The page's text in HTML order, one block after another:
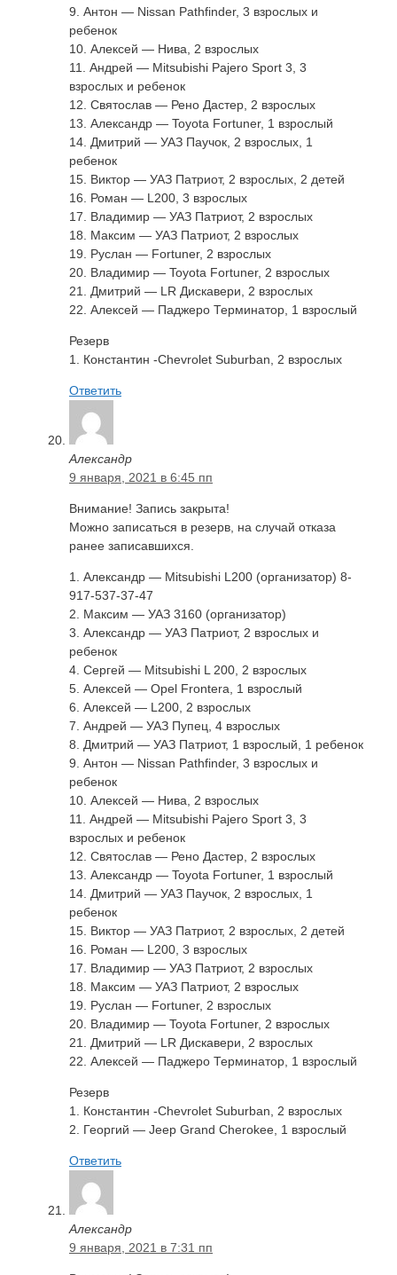
9. Антон — Nissan Pathfinder, 3 взрослых и
ребенок
10. Алексей — Нива, 2 взрослых
11. Андрей — Mitsubishi Pajero Sport 3, 3
взрослых и ребенок
12. Святослав — Рено Дастер, 2 взрослых
13. Александр — Toyota Fortuner, 1 взрослый
14. Дмитрий — УАЗ Паучок, 2 взрослых, 1
ребенок
15. Виктор — УАЗ Патриот, 2 взрослых, 2 детей
16. Роман — L200, 3 взрослых
17. Владимир — УАЗ Патриот, 2 взрослых
18. Максим — УАЗ Патриот, 2 взрослых
19. Руслан — Fortuner, 2 взрослых
20. Владимир — Toyota Fortuner, 2 взрослых
21. Дмитрий — LR Дискавери, 2 взрослых
22. Алексей — Паджеро Терминатор, 1 взрослый
Резерв
1. Константин -Chevrolet Suburban, 2 взрослых
Ответить
Александр
9 января, 2021 в 6:45 пп
Внимание! Запись закрыта!
Можно записаться в резерв, на случай отказа
ранее записавшихся.
1. Александр — Mitsubishi L200 (организатор) 8-
917-537-37-47
2. Максим — УАЗ 3160 (организатор)
3. Александр — УАЗ Патриот, 2 взрослых и
ребенок
4. Сергей — Mitsubishi L 200, 2 взрослых
5. Алексей — Opel Frontera, 1 взрослый
6. Алексей — L200, 2 взрослых
7. Андрей — УАЗ Пупец, 4 взрослых
8. Дмитрий — УАЗ Патриот, 1 взрослый, 1 ребенок
9. Антон — Nissan Pathfinder, 3 взрослых и
ребенок
10. Алексей — Нива, 2 взрослых
11. Андрей — Mitsubishi Pajero Sport 3, 3
взрослых и ребенок
12. Святослав — Рено Дастер, 2 взрослых
13. Александр — Toyota Fortuner, 1 взрослый
14. Дмитрий — УАЗ Паучок, 2 взрослых, 1
ребенок
15. Виктор — УАЗ Патриот, 2 взрослых, 2 детей
16. Роман — L200, 3 взрослых
17. Владимир — УАЗ Патриот, 2 взрослых
18. Максим — УАЗ Патриот, 2 взрослых
19. Руслан — Fortuner, 2 взрослых
20. Владимир — Toyota Fortuner, 2 взрослых
21. Дмитрий — LR Дискавери, 2 взрослых
22. Алексей — Паджеро Терминатор, 1 взрослый
Резерв
1. Константин -Chevrolet Suburban, 2 взрослых
2. Георгий — Jeep Grand Cherokee, 1 взрослый
Ответить
Александр
9 января, 2021 в 7:31 пп